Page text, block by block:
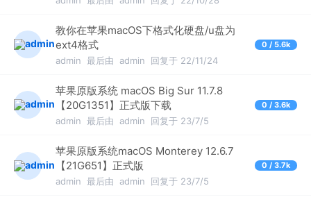
教你在苹果macOS下格式化硬盘/u盘为
ext4格式
admin 最后由 admin 回复于 22/11/24
0 / 5.6k
苹果原版系统 macOS Big Sur 11.7.8
【20G1351】正式版下载
admin 最后由 admin 回复于 23/7/5
0 / 3.6k
苹果原版系统macOS Monterey 12.6.7
【21G651】正式版
admin 最后由 admin 回复于 23/7/5
0 / 3.7k